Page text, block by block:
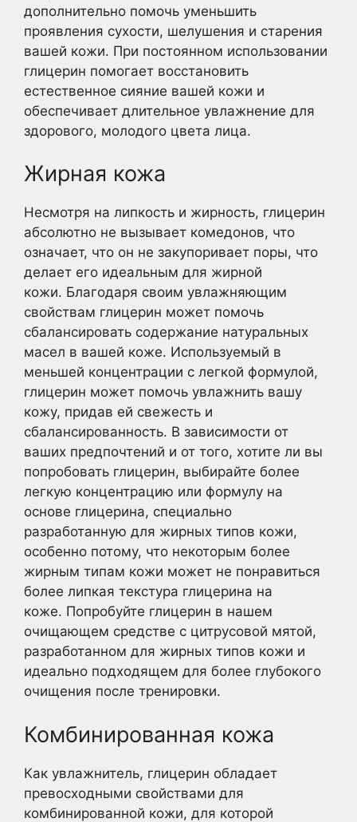
дополнительно помочь уменьшить
проявления сухости, шелушения и старения
вашей кожи. При постоянном использовании
глицерин помогает восстановить
естественное сияние вашей кожи и
обеспечивает длительное увлажнение для
здорового, молодого цвета лица.
Жирная кожа
Несмотря на липкость и жирность, глицерин
абсолютно не вызывает комедонов, что
означает, что он не закупоривает поры, что
делает его идеальным для жирной
кожи. Благодаря своим увлажняющим
свойствам глицерин может помочь
сбалансировать содержание натуральных
масел в вашей коже. Используемый в
меньшей концентрации с легкой формулой,
глицерин может помочь увлажнить вашу
кожу, придав ей свежесть и
сбалансированность. В зависимости от
ваших предпочтений и от того, хотите ли вы
попробовать глицерин, выбирайте более
легкую концентрацию или формулу на
основе глицерина, специально
разработанную для жирных типов кожи,
особенно потому, что некоторым более
жирным типам кожи может не понравиться
более липкая текстура глицерина на
коже. Попробуйте глицерин в нашем
очищающем средстве с цитрусовой мятой,
разработанном для жирных типов кожи и
идеально подходящем для более глубокого
очищения после тренировки.
Комбинированная кожа
Как увлажнитель, глицерин обладает
превосходными свойствами для
комбинированной кожи, для которой